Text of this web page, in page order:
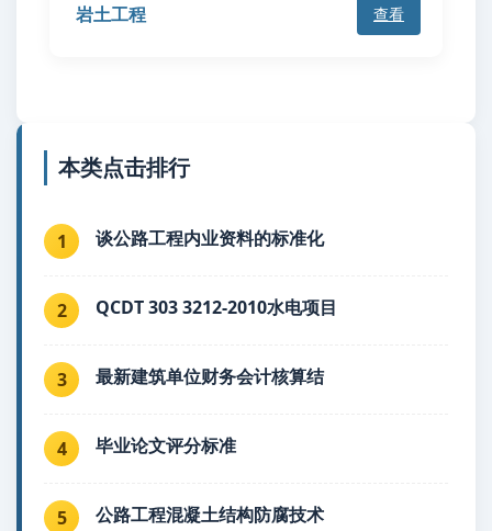
岩土工程 查看
本类点击排行
1 谈公路工程内业资料的标准化
2 QCDT 303 3212-2010水电项目
3 最新建筑单位财务会计核算结
4 毕业论文评分标准
5 公路工程混凝土结构防腐技术